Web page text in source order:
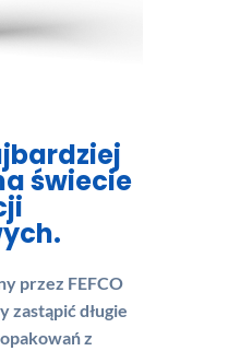
świecie
przez FEFCO
zastąpić długie
z